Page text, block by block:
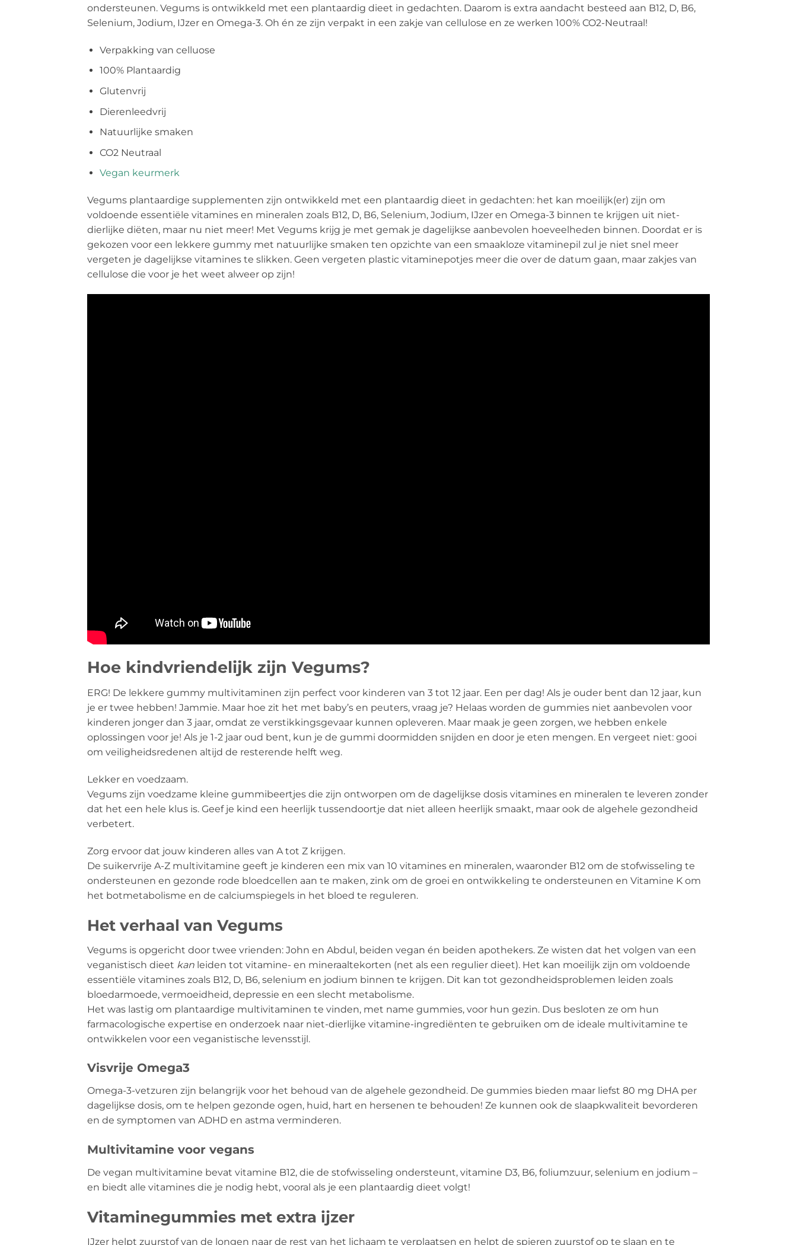
ondersteunen. Vegums is ontwikkeld met een plantaardig dieet in gedachten. Daarom is extra aandacht besteed aan B12, D, B6,
Selenium, Jodium, IJzer en Omega-3. Oh én ze zijn verpakt in een zakje van cellulose en ze werken 100% CO2-Neutraal!
Verpakking van celluose
100% Plantaardig
Glutenvrij
Dierenleedvrij
Natuurlijke smaken
CO2 Neutraal
Vegan keurmerk
Vegums plantaardige supplementen zijn ontwikkeld met een plantaardig dieet in gedachten: het kan moeilijk(er) zijn om
voldoende essentiële vitamines en mineralen zoals B12, D, B6, Selenium, Jodium, IJzer en Omega-3 binnen te krijgen uit niet-
dierlijke diëten, maar nu niet meer! Met Vegums krijg je met gemak je dagelijkse aanbevolen hoeveelheden binnen. Doordat er is
gekozen voor een lekkere gummy met natuurlijke smaken ten opzichte van een smaakloze vitaminepil zul je niet snel meer
vergeten je dagelijkse vitamines te slikken. Geen vergeten plastic vitaminepotjes meer die over de datum gaan, maar zakjes van
cellulose die voor je het weet alweer op zijn!
Hoe kindvriendelijk zijn Vegums?
ERG! De lekkere gummy multivitaminen zijn perfect voor kinderen van 3 tot 12 jaar. Een per dag! Als je ouder bent dan 12 jaar, kun
je er twee hebben! Jammie. Maar hoe zit het met baby’s en peuters, vraag je? Helaas worden de gummies niet aanbevolen voor
kinderen jonger dan 3 jaar, omdat ze verstikkingsgevaar kunnen opleveren. Maar maak je geen zorgen, we hebben enkele
oplossingen voor je! Als je 1-2 jaar oud bent, kun je de gummi doormidden snijden en door je eten mengen. En vergeet niet: gooi
om veiligheidsredenen altijd de resterende helft weg.
Lekker en voedzaam.
Vegums zijn voedzame kleine gummibeertjes die zijn ontworpen om de dagelijkse dosis vitamines en mineralen te leveren zonder
dat het een hele klus is. Geef je kind een heerlijk tussendoortje dat niet alleen heerlijk smaakt, maar ook de algehele gezondheid
verbetert.
Zorg ervoor dat jouw kinderen alles van A tot Z krijgen.
De suikervrije A-Z multivitamine geeft je kinderen een mix van 10 vitamines en mineralen, waaronder B12 om de stofwisseling te
ondersteunen en gezonde rode bloedcellen aan te maken, zink om de groei en ontwikkeling te ondersteunen en Vitamine K om
het botmetabolisme en de calciumspiegels in het bloed te reguleren.
Het verhaal van Vegums
Vegums is opgericht door twee vrienden: John en Abdul, beiden vegan én beiden apothekers. Ze wisten dat het volgen van een
veganistisch dieet kan leiden tot vitamine- en mineraaltekorten (net als een regulier dieet). Het kan moeilijk zijn om voldoende
essentiële vitamines zoals B12, D, B6, selenium en jodium binnen te krijgen. Dit kan tot gezondheidsproblemen leiden zoals
bloedarmoede, vermoeidheid, depressie en een slecht metabolisme.
Het was lastig om plantaardige multivitaminen te vinden, met name gummies, voor hun gezin. Dus besloten ze om hun
farmacologische expertise en onderzoek naar niet-dierlijke vitamine-ingrediënten te gebruiken om de ideale multivitamine te
ontwikkelen voor een veganistische levensstijl.
Visvrije Omega3
Omega-3-vetzuren zijn belangrijk voor het behoud van de algehele gezondheid. De gummies bieden maar liefst 80 mg DHA per
dagelijkse dosis, om te helpen gezonde ogen, huid, hart en hersenen te behouden! Ze kunnen ook de slaapkwaliteit bevorderen
en de symptomen van ADHD en astma verminderen.
Multivitamine voor vegans
De vegan multivitamine bevat vitamine B12, die de stofwisseling ondersteunt, vitamine D3, B6, foliumzuur, selenium en jodium –
en biedt alle vitamines die je nodig hebt, vooral als je een plantaardig dieet volgt!
Vitaminegummies met extra ijzer
IJzer helpt zuurstof van de longen naar de rest van het lichaam te verplaatsen en helpt de spieren zuurstof op te slaan en te